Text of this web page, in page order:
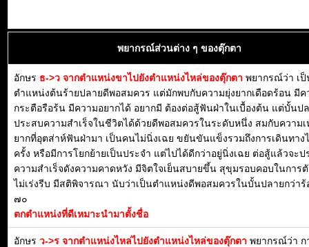
พยากรณ์ส่วนต่าง ๆ ของตุ๊กตา
อักษร ธ->ว จากตำแหน่งขาไปยังตำแหน่งไหล่ของตุ๊กตา พยากรณ์ว่า เป็
ตำแหน่งต้นร้ายปลายดีพอสมควร แต่มักพบกับความยุ่งยากเดือดร้อน มีค
กระตือรือร้น มีความอยากได้ อยากมี ต้องต่อสู้ฟันฝ่าในเบื้องต้น แต่บั้นป
ประสบความสำเร็จในชีวิตได้ด้วยดีพอสมควรในระดับหนึ่ง สมกับความ
ยากที่อุตส่าห์ฟันฝ่ามา เป็นคนไม่นิ่งเฉย ขยันขันแข็งรวมถึงการเดินทาง
ครั้ง หรือมีการโยกย้ายเป็นประจำ แต่ไปได้ดีกว่าอยู่นิ่งเฉย ต่อสู้แล้วจะป
ความสำเร็จดังความคาดหวัง มีจิตใจเย็นสบายขึ้น สุขุมรอบคอบในการ
ไม่เร่งรีบ มีสติพิจารณา นับว่าเป็นตำแหน่งดีพอสมควรในบั้นปลายกว่าร้
๗๐
ตกตำแหน่งที่ดีเหมาะนำมาตั้งชื่อ
อักษร ว->ร จากตำแหน่งไหล่ไปยังตำแหน่งไหล่ของตุ๊กตา พยากรณ์ว่า ก